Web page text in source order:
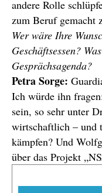
andere Rolle
zum Beruf gemacht
Wer wäre Ihre
Geschäftsessen?
Gesprächsagenda?
Petra Sorge:
Ich würde ihn
sein, so sehr unter
wirtschaftlich – und
kämpfen? Und
über das Projekt